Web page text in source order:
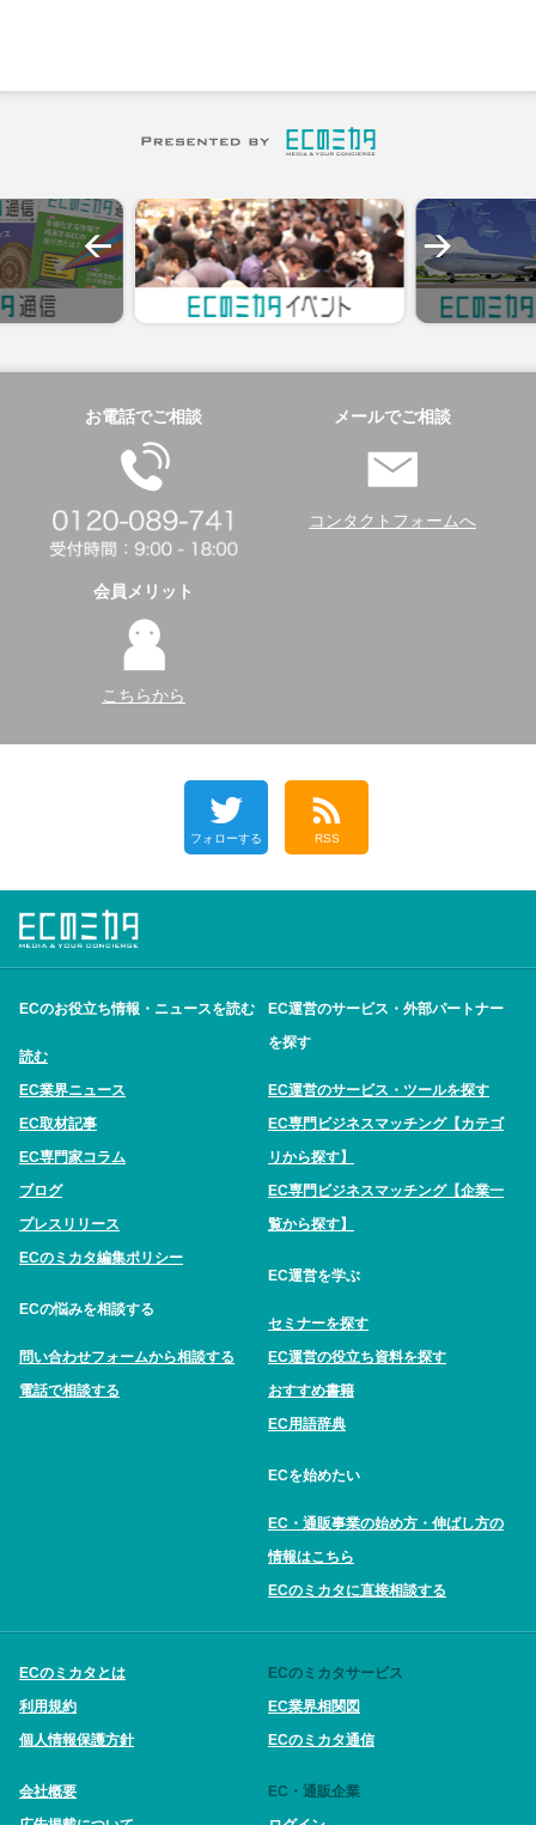
お電話でご相談 メールでご相談
コンタクトフォームへ
会員メリット
こちらから
フォローする RSS
ECのお役立ち情報・ニュースを読む
読む
EC業界ニュース
EC取材記事
EC専門家コラム
ブログ
プレスリリース
ECのミカタ編集ポリシー
ECの悩みを相談する
問い合わせフォームから相談する
電話で相談する
EC運営のサービス・外部パートナー
を探す
EC運営のサービス・ツールを探す
EC専門ビジネスマッチング【カテゴ
リから探す】
EC専門ビジネスマッチング【企業一
覧から探す】
EC運営を学ぶ
セミナーを探す
EC運営の役立ち資料を探す
おすすめ書籍
EC用語辞典
ECを始めたい
EC・通販事業の始め方・伸ばし方の
情報はこちら
ECのミカタに直接相談する
ECのミカタとは
利用規約
個人情報保護方針
会社概要
ECのミカタサービス
EC業界相関図
ECのミカタ通信
EC・通販企業